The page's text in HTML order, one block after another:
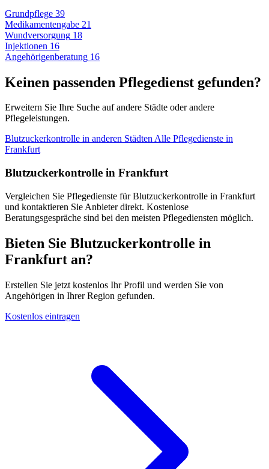
Grundpflege 39
Medikamentengabe 21
Wundversorgung 18
Injektionen 16
Angehörigenberatung 16
Keinen passenden Pflegedienst gefunden?
Erweitern Sie Ihre Suche auf andere Städte oder andere
Pflegeleistungen.
Blutzuckerkontrolle in anderen StädtenAlle Pflegedienste in
Frankfurt
Blutzuckerkontrolle in Frankfurt
Vergleichen Sie Pflegedienste für Blutzuckerkontrolle in Frankfurt
und kontaktieren Sie Anbieter direkt. Kostenlose
Beratungsgespräche sind bei den meisten Pflegediensten möglich.
Bieten Sie Blutzuckerkontrolle in
Frankfurt an?
Erstellen Sie jetzt kostenlos Ihr Profil und werden Sie von
Angehörigen in Ihrer Region gefunden.
Kostenlos eintragen